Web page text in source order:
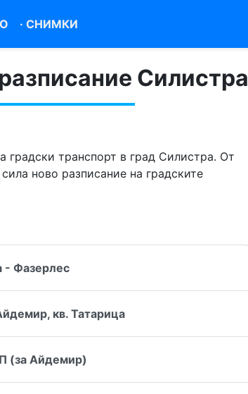
·СНИМКИ
Силистра
градски транспорт в град Силистра. От
ново разписание на градските
- Фазерлес
кв. Татарица
(за Айдемир)